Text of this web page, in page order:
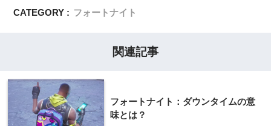
CATEGORY : フォートナイト
関連記事
フォートナイト：ダウンタイムの意
味とは？